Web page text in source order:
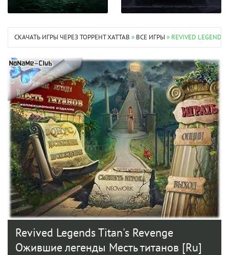
СКАЧАТЬ ИГРЫ ЧЕРЕЗ ТОРРЕНТ XATTAB » ВСЕ ИГРЫ » REVIVED
Revived Legends Titan's Revenge
Ожившие легенды Месть титанов [Ru]